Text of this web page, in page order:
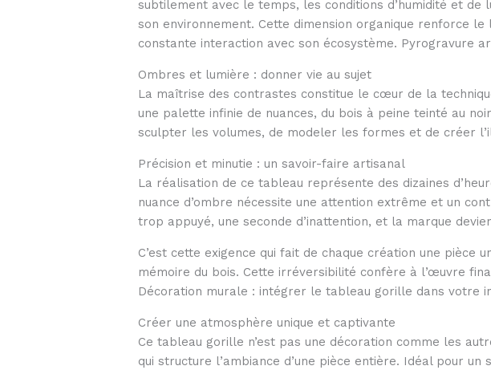
subtilement avec le temps, les conditions d’humidité et
son environnement. Cette dimension organique renforce
constante interaction avec son écosystème. Pyrogravure
Ombres et lumière : donner vie au sujet
La maîtrise des contrastes constitue le cœur de la
une palette infinie de nuances, du bois à peine teinté au
sculpter les volumes, de modeler les formes et de créer
Précision et minutie : un savoir-faire artisanal
La réalisation de ce tableau représente des dizaines
nuance d’ombre nécessite une attention extrême et un
trop appuyé, une seconde d’inattention, et la marque
C’est cette exigence qui fait de chaque création une
mémoire du bois. Cette irréversibilité confère à l’œuvre
Décoration murale : intégrer le tableau gorille dans votre
Créer une atmosphère unique et captivante
Ce tableau gorille n’est pas une décoration comme les
qui structure l’ambiance d’une pièce entière. Idéal pour